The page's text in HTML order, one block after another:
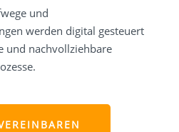
und
werden digital gesteuert
und nachvollziehbare